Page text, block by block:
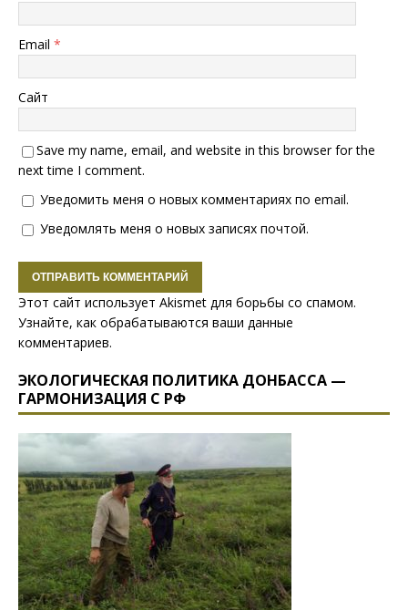
Email *
Сайт
Save my name, email, and website in this browser for the
next time I comment.
Уведомить меня о новых комментариях по email.
Уведомлять меня о новых записях почтой.
Этот сайт использует Akismet для борьбы со спамом.
Узнайте, как обрабатываются ваши данные
комментариев.
ЭКОЛОГИЧЕСКАЯ ПОЛИТИКА ДОНБАССА —
ГАРМОНИЗАЦИЯ С РФ